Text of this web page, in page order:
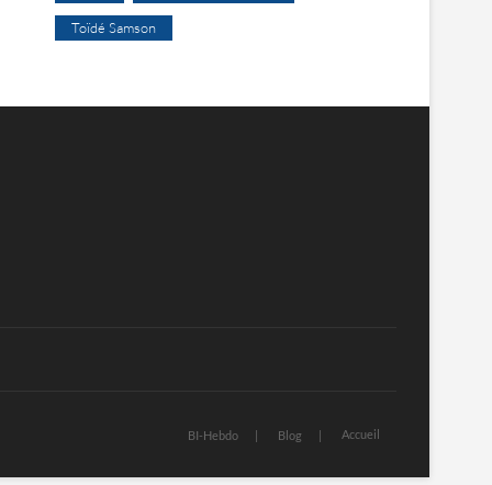
Toïdé Samson
BI-Hebdo Blog Accueil